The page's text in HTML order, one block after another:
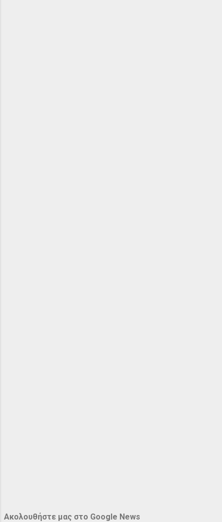
Ακολουθήστε μας στο Google News